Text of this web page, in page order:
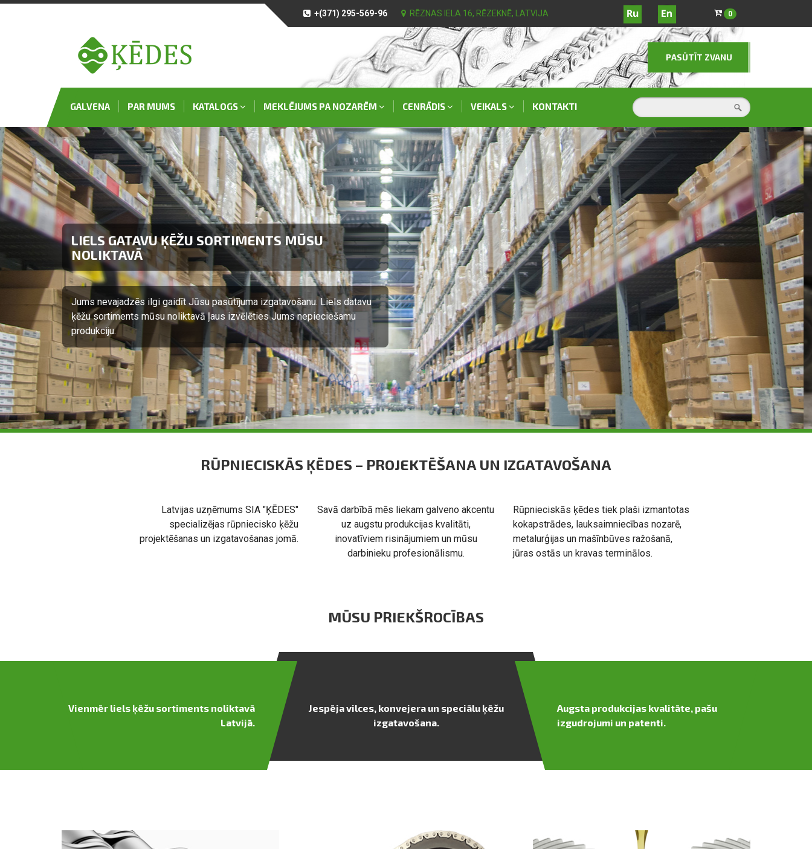
+(371) 295-569-96 RĒZNAS IELA 16, RĒZEKNĒ, LATVIJA 0
PASŪTĪT ZVANU
GALVENA PAR MUMS KATALOGS MEKLĒJUMS PA NOZARĒM CENRĀDIS VEIKALS KONTAKTI
ĀTRA PIEGĀDE JEBKŪRĀ EIROPAS PILSĒTĀ
SIA "ĶĒDES" sadarbojas tikai ar labākām loģistikas kompānijām. Jūsu
pasūtījums tiks piegādāts laikā.
RŪPNIECISKĀS ĶĒDES – PROJEKTĒŠANA UN IZGATAVOŠANA
Latvijas uzņēmums SIA "ĶĒDES"
specializējas rūpniecisko ķēžu
projektēšanas un izgatavošanas jomā.
Savā darbībā mēs liekam galveno akcentu
uz augstu produkcijas kvalitāti,
inovatīviem risinājumiem un mūsu
darbinieku profesionālismu.
Rūpnieciskās ķēdes tiek plaši izmantotas
kokapstrādes, lauksaimniecības nozarē,
metalurģijas un mašīnbūves ražošanā,
jūras ostās un kravas terminālos.
MŪSU PRIEKŠROCĪBAS
Vienmēr liels ķēžu sortiments noliktavā
Latvijā.
Jespēja vilces, konvejera un speciālu ķēžu
izgatavošana.
Augsta produkcijas kvalitāte, pašu
izgudrojumi un patenti.